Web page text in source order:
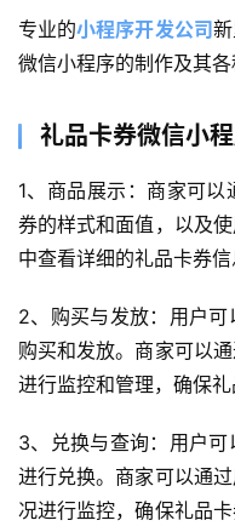
专业的小程序开发公司
微信小程序的制作及其各
礼品卡券微信小
1、商品展示：商家可
券的样式和面值，以及
中查看详细的礼品卡券信
2、购买与发放：用户
购买和发放。商家可以
进行监控和管理，确保礼
3、兑换与查询：用户
进行兑换。商家可以通
况进行监控，确保礼品